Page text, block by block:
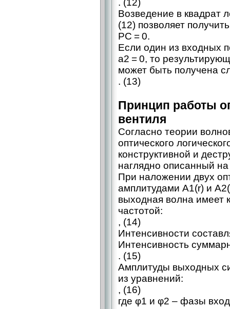
. (12)
Возведение в квадрат
(12) позволяет
PC = 0.
Если один из входных
a2 = 0, то
может быть получена
. (13)
Принцип работы
вентиля
Согласно теории
оптического
конструктивной и
наглядно описанный
При наложении двух
амплитудами А1(r) и
выходная волна имеет
частотой:
, (14)
Интенсивности
Интенсивность
. (15)
Амплитуды выходных
из уравнений:
, (16)
где φ1 и φ2 – фазы